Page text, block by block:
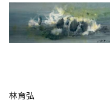
林育弘